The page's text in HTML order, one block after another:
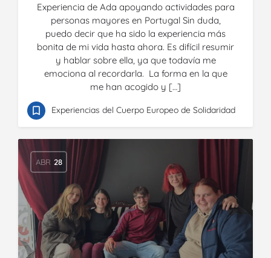
Experiencia de Ada apoyando actividades para
personas mayores en Portugal Sin duda,
puedo decir que ha sido la experiencia más
bonita de mi vida hasta ahora. Es difícil resumir
y hablar sobre ella, ya que todavía me
emociona al recordarla. La forma en la que
me han acogido y […]
Experiencias del Cuerpo Europeo de Solidaridad
ABR 28